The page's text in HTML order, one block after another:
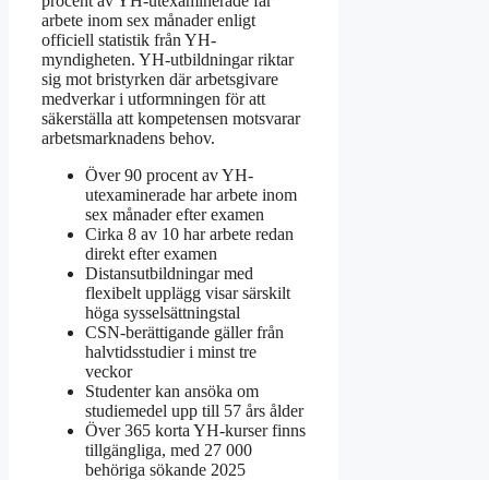
arbete inom sex månader enligt
officiell statistik från YH-
myndigheten. YH-utbildningar riktar
sig mot bristyrken där arbetsgivare
medverkar i utformningen för att
säkerställa att kompetensen motsvarar
arbetsmarknadens behov.
Över 90 procent av YH-
utexaminerade har arbete inom
sex månader efter examen
Cirka 8 av 10 har arbete redan
direkt efter examen
Distansutbildningar med
flexibelt upplägg visar särskilt
höga sysselsättningstal
CSN-berättigande gäller från
halvtidsstudier i minst tre
veckor
Studenter kan ansöka om
studiemedel upp till 57 års ålder
Över 365 korta YH-kurser finns
tillgängliga, med 27 000
behöriga sökande 2025